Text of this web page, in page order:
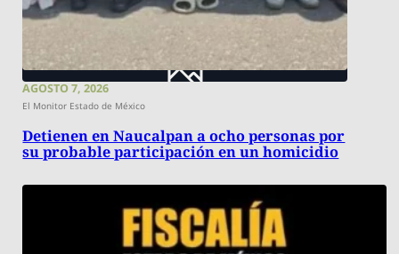
AGOSTO 7, 2026
El Monitor Estado de México
Detienen en Naucalpan a ocho personas por
su probable participación en un homicidio